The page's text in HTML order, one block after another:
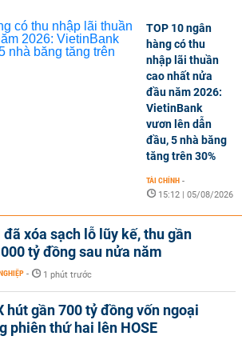
TOP 10 ngân
hàng có thu
nhập lãi thuần
cao nhất nửa
đầu năm 2026:
VietinBank
vươn lên dẫn
đầu, 5 nhà băng
tăng trên 30%
TÀI CHÍNH -
15:12 | 05/08/2026
đã xóa sạch lỗ lũy kế, thu gần
tỷ đồng sau nửa năm
- 1 phút trước
hút gần 700 tỷ đồng vốn ngoại
phiên thứ hai lên HOSE